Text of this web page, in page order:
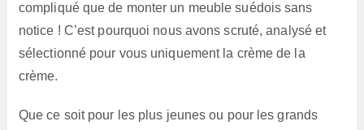
compliqué que de monter un meuble suédois sans
notice ! C’est pourquoi nous avons scruté, analysé et
sélectionné pour vous uniquement la crème de la
crème.
Que ce soit pour les plus jeunes ou pour les grands